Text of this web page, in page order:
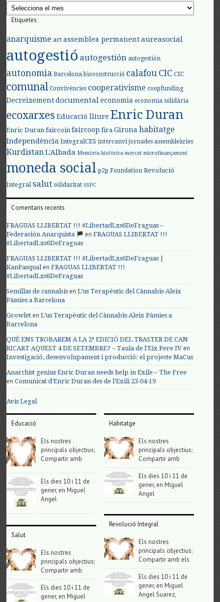
Arxius
Etiquetes
anarquisme art assemblea permanent aureasocial
autogestió autogestión autogestión
autonomia Barcelona bioconstrucció calafouCIC CIC
comunal Convivències cooperativisme coopfunding
Decreixement documental economia economia solidària
ecoxarxes Educació lliure Enric Duran
Enric Duran faircoin faircoop fira Girona habitatge
Independència IntegralCES intercanvi jornades assembleàries
KurdistanL'Albada Memòria històrica mercat microfinançament
moneda social p2p Foundation Revolució
Integral salut solidaritat SSPC
Comentaris recents
FRAGUAS LLIBERTAT !!! #LibertadLxs6DeFraguas –
Federación Anarquista
enFRAGUAS LLIBERTAT !!!
#LibertadLxs6DeFraguas
FRAGUAS LLIBERTAT !!! #LibertadLxs6DeFraguas |
KanPasqualenFRAGUAS LLIBERTAT !!!
#LibertadLxs6DeFraguas
Semillas de cannabis enL’us Terapèutic del Cànnabis-Aleix
Pàmies a Barcelona
Growlet enL’us Terapèutic del Cànnabis-Aleix Pàmies a
Barcelona
QUÈ ENS TROBAREM A LA 2ª EDICIÓ DEL TRASTER DE CAN
RICART AQUEST 4 DE SETEMBRE? – Taula de l'Eix Pere IV en
Investigació, desenvolupament i producció: el projecte MaCus
Anarchist genius Enric Duran needs help in Exile – The Free
enComunicat d’Enric Duran des de l’Exili 23-04-19
Avis Legal
Educació
Els nostres
principals objectius;
Compartir amb
Els dies 10 i 11 de
gener, en Miguel
Angel
Salut
Els nostres
principals objectius;
Compartir amb
Els dies 10 i 11 de
gener, en Miguel
Habitatge
Els nostres
principals objectius;
Compartir amb
Els dies 10 i 11 de
gener, en Miguel
Angel
Revolució Integral
Els nostres
principals objectius;
Compartir amb els
Els dies 10 i 11 de
gener, en Miguel
Angel Suarez,